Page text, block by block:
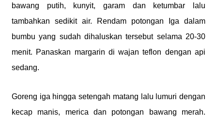
bawang putih, kunyit, garam dan ketumbar lalu
tambahkan sedikit air. Rendam potongan Iga dalam
bumbu yang sudah dihaluskan tersebut selama 20-30
menit. Panaskan margarin di wajan teflon dengan api
sedang.
Goreng iga hingga setengah matang lalu lumuri dengan
kecap manis, merica dan potongan bawang merah.